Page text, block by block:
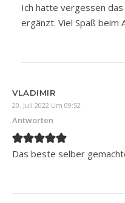
Ich hatte vergessen das
ergänzt. Viel Spaß beim
VLADIMIR
20. Juli 2022 Um 09:52
Antworten
Das beste selber